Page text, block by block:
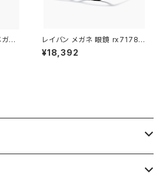
ネ
kl
エ
レイバン メガネ 眼鏡 rx7178d
5725 51mm Ray-Ban 眼鏡 メ
ンズ レディース ユニセックス モ
¥18,392